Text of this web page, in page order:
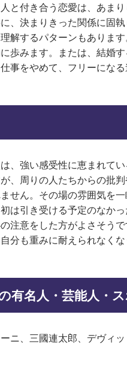
と付き合う恋愛は、あま
、決まりきった関係に固
解するパターンもありま
歩みます。または、結婚
事をやめて、フリーにな
、強い感受性に恵まれて
、周りの人たちからの批
せん。その場の雰囲気を
は引き受ける予定のなか
注意をした方がよさそう
分も重みに耐えられなく
有名人・芸能人・
ニ、三國連太郎、デヴィ